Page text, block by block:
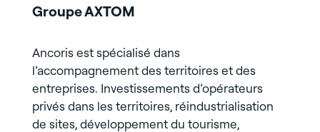
Groupe AXTOM
Ancoris est spécialisé dans
l’accompagnement des territoires et des
entreprises. Investissements d’opérateurs
privés dans les territoires, réindustrialisation
de sites, développement du tourisme,